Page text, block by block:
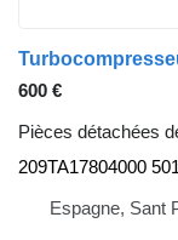
600 €
Pièces détachées
209TA17804000
Espagne, Sant